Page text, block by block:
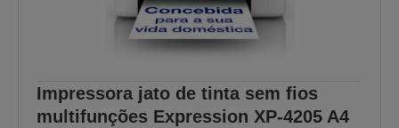
Impressora jato de tinta sem fios
multifunções Expression XP-4205 A4